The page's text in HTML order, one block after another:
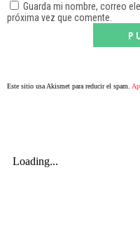
Guarda mi nombre, correo
próxima vez que comente.
Este sitio usa Akismet para reducir el spam.